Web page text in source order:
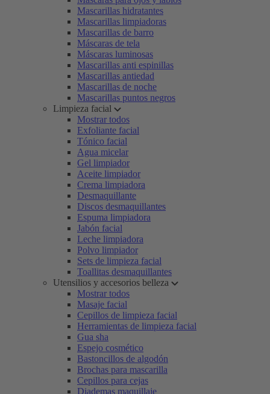
Mascarillas hidratantes
Mascarillas limpiadoras
Mascarillas de barro
Máscaras de tela
Máscaras luminosas
Mascarillas anti espinillas
Mascarillas antiedad
Mascarillas de noche
Mascarillas puntos negros
Limpieza facial
Mostrar todos
Exfoliante facial
Tónico facial
Agua micelar
Gel limpiador
Aceite limpiador
Crema limpiadora
Desmaquillante
Discos desmaquillantes
Espuma limpiadora
Jabón facial
Leche limpiadora
Polvo limpiador
Sets de limpieza facial
Toallitas desmaquillantes
Utensilios y accesorios belleza
Mostrar todos
Masaje facial
Cepillos de limpieza facial
Herramientas de limpieza facial
Gua sha
Espejo cosmético
Bastoncillos de algodón
Brochas para mascarilla
Cepillos para cejas
Diademas maquillaje